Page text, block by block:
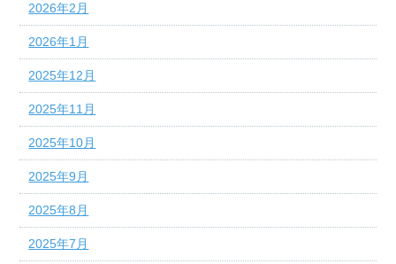
2026年2月
2026年1月
2025年12月
2025年11月
2025年10月
2025年9月
2025年8月
2025年7月